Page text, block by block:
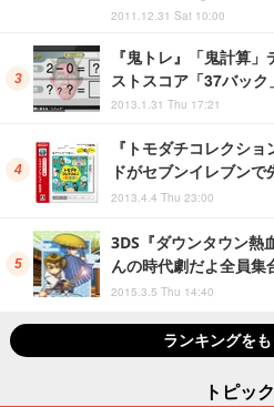
2011.12.31 Sat 10:00
『鬼トレ』「鬼計算
ストスコア「37バッ
2013.1.31 Thu 17:21
『トモダチコレクシ
ドがセブンイレブンで
2013.4.4 Thu 23:00
3DS『ダウンタウン熱
んの時代劇だよ全員集
2015.3.5 Thu 14:40
ランキングを
トピッ